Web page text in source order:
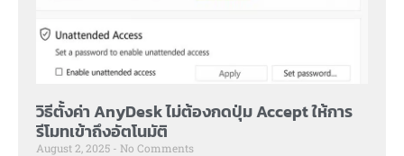
วิธีตั้งค่า AnyDesk ไม่ต้องกดปุ่ม Accept ให้การ
รีโมทเข้าถึงอัตโนมัติ
August 2, 2025 No Comments